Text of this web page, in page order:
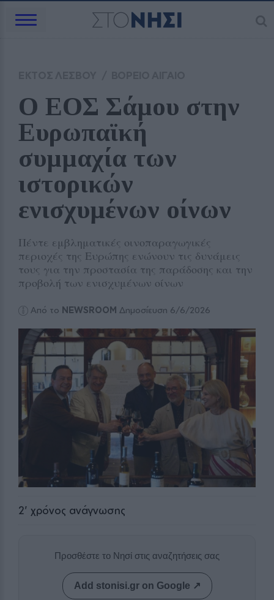
Ο ΕΟΣ Σάμου στην
Ευρωπαϊκή
συμμαχία των
ιστορικών
ενισχυμένων οίνων
Πέντε εμβληματικές οινοπαραγωγικές
περιοχές της Ευρώπης ενώνουν τις δυνάμεις
τους για την προστασία της παράδοσης και την
προβολή των ενισχυμένων οίνων
Από το NEWSROOM Δημοσίευση 6/6/2026
2' χρόνος ανάγνωσης
Προσθέστε το Νησί στις αναζητήσεις σας
Add stonisi.gr on Google ↗